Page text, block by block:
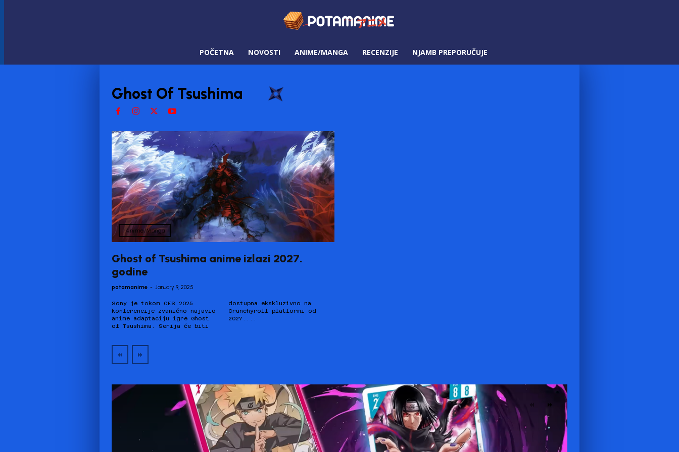
POČETNA NOVOSTI ANIME/MANGA RECENZIJE NJAMB PREPORUČUJE
Ghost Of Tsushima
Anime/Manga
Ghost of Tsushima anime izlazi 2027.
godine
potamanime - January 9, 2025
Sony je tokom CES 2025
konferencije zvanično najavio
anime adaptaciju igre Ghost
of Tsushima. Serija će biti
dostupna ekskluzivno na
Crunchyroll platformi od
2027....